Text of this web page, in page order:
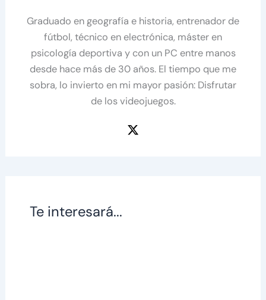
Graduado en geografía e historia, entrenador de
fútbol, técnico en electrónica, máster en
psicología deportiva y con un PC entre manos
desde hace más de 30 años. El tiempo que me
sobra, lo invierto en mi mayor pasión: Disfrutar
de los videojuegos.
Te interesará...